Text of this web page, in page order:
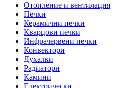
Отопление и вентилация
Печки
Керамични печки
Кварцови печки
Инфрачервени печки
Конвектори
Духалки
Радиатори
Камини
Електрически